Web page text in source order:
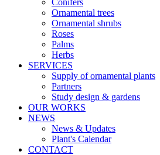
Conifers
Ornamental trees
Ornamental shrubs
Roses
Palms
Herbs
SERVICES
Supply of ornamental plants
Partners
Study design & gardens
OUR WORKS
NEWS
News & Updates
Plant's Calendar
CONTACT